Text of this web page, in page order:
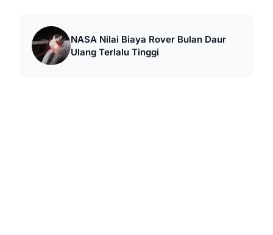
NASA Nilai Biaya Rover Bulan Daur
Ulang Terlalu Tinggi